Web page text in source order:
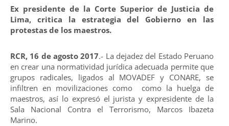
Ex presidente de la Corte Superior de Justicia de
Lima, critica la estrategia del Gobierno en las
protestas de los maestros.
RCR, 16 de agosto 2017.- La dejadez del Estado Peruano
en crear una normatividad jurídica adecuada permite que
grupos radicales, ligados al MOVADEF y CONARE, se
infiltren en movilizaciones como como la huelga de
maestros, así lo expresó el jurista y expresidente de la
Sala Nacional Contra el Terrorismo, Marcos Ibazeta
Marino.